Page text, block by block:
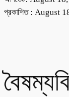
প্রকাশিত : August